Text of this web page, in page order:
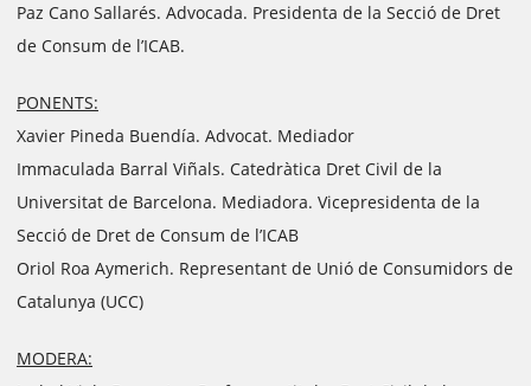
Paz Cano Sallarés. Advocada. Presidenta de la Secció de Dret
de Consum de l’ICAB.
PONENTS:
Xavier Pineda Buendía. Advocat. Mediador
Immaculada Barral Viñals. Catedràtica Dret Civil de la
Universitat de Barcelona. Mediadora. Vicepresidenta de la
Secció de Dret de Consum de l’ICAB
Oriol Roa Aymerich. Representant de Unió de Consumidors de
Catalunya (UCC)
MODERA: